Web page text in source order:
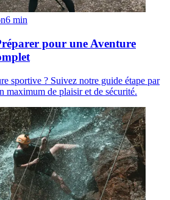
6 min
pour une Aventure
sportive ? Suivez notre guide étape par
maximum de plaisir et de sécurité.